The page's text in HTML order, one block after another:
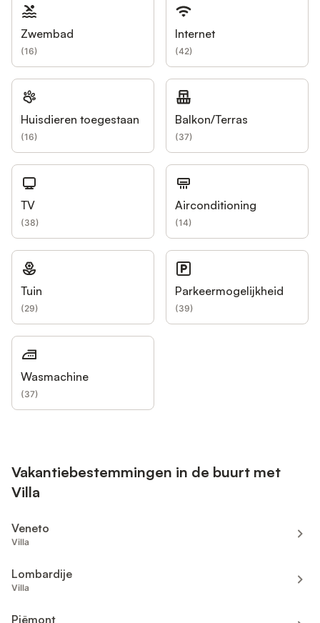
Zwembad
(16)
Internet
(42)
Huisdieren toegestaan
(16)
Balkon/Terras
(37)
TV
(38)
Airconditioning
(14)
Tuin
(29)
Parkeermogelijkheid
(39)
Wasmachine
(37)
Vakantiebestemmingen in de buurt met
Villa
Veneto
Villa
Lombardije
Villa
Piëmont